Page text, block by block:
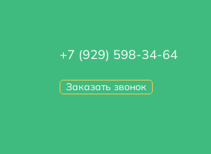
+7 (929) 598-34-64
Заказать звонок